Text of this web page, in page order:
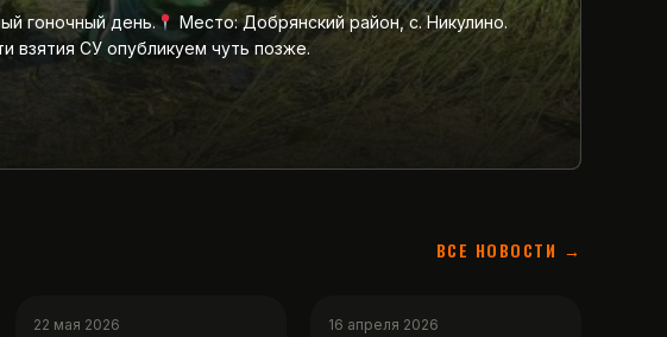
гоночный день.
Место: Добрянский район, с. Никулино.
взятия СУ опубликуем чуть позже.
ВСЕ НОВОСТИ →
22 мая 2026 16 апреля 2026